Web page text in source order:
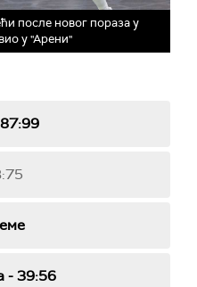
после новог пораза у
у "Арени"
- 39:56